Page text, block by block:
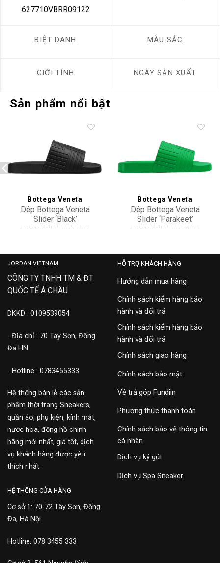
627710VBRR09122
BIỆT DANH MÀU SẮC
GIỚI TÍNH NGÀY SẢN XUẤT
Sản phẩm nổi bật
Add to
wishlist
Bottega Veneta
Dép Bottega Veneta
Slider ‘Black’
690105V1O601000
Add to
wishlist
Bottega Veneta
Dép Bottega Veneta
Slider ‘Parakeet’
690105V1O603708
JORDAN VIETNAM
CÔNG TY TNHH TM & ĐT
QUỐC TẾ Á CHÂU
DKKD : 0109539054
- Địa chỉ : 70 Tây Sơn, Đống
Đa HN
- Hotline : 0783455333
Hệ thống bán lẻ các sản
phẩm thời trang Sneakers,
quần áo, phụ kiện, kính mắt,
nước hoa, đồng hồ chính
hãng mới nhất, giá tốt, dịch
vụ khách hàng được yêu
thích nhất.
HỖ TRỢ KHÁCH HÀNG
Hướng dẫn mua hàng
Chính sách kiểm hàng bảo
hành và đổi trả
Chính sách kiểm hàng bảo
hành và đổi trả
Chính sách giao hàng
Chính sách bảo mật
Về trả góp Fundiin
Phương thức thanh toán
Chính sách bảo vệ thông tin
cá nhân
Dịch vụ ký gửi
Dịch vụ Spa Sneaker
HỆ THỐNG CỬA HÀNG
Cơ sở 1: 70-72 Tây Sơn, Đống
Đa, Hà Nội
Hotline: 078 3455 333